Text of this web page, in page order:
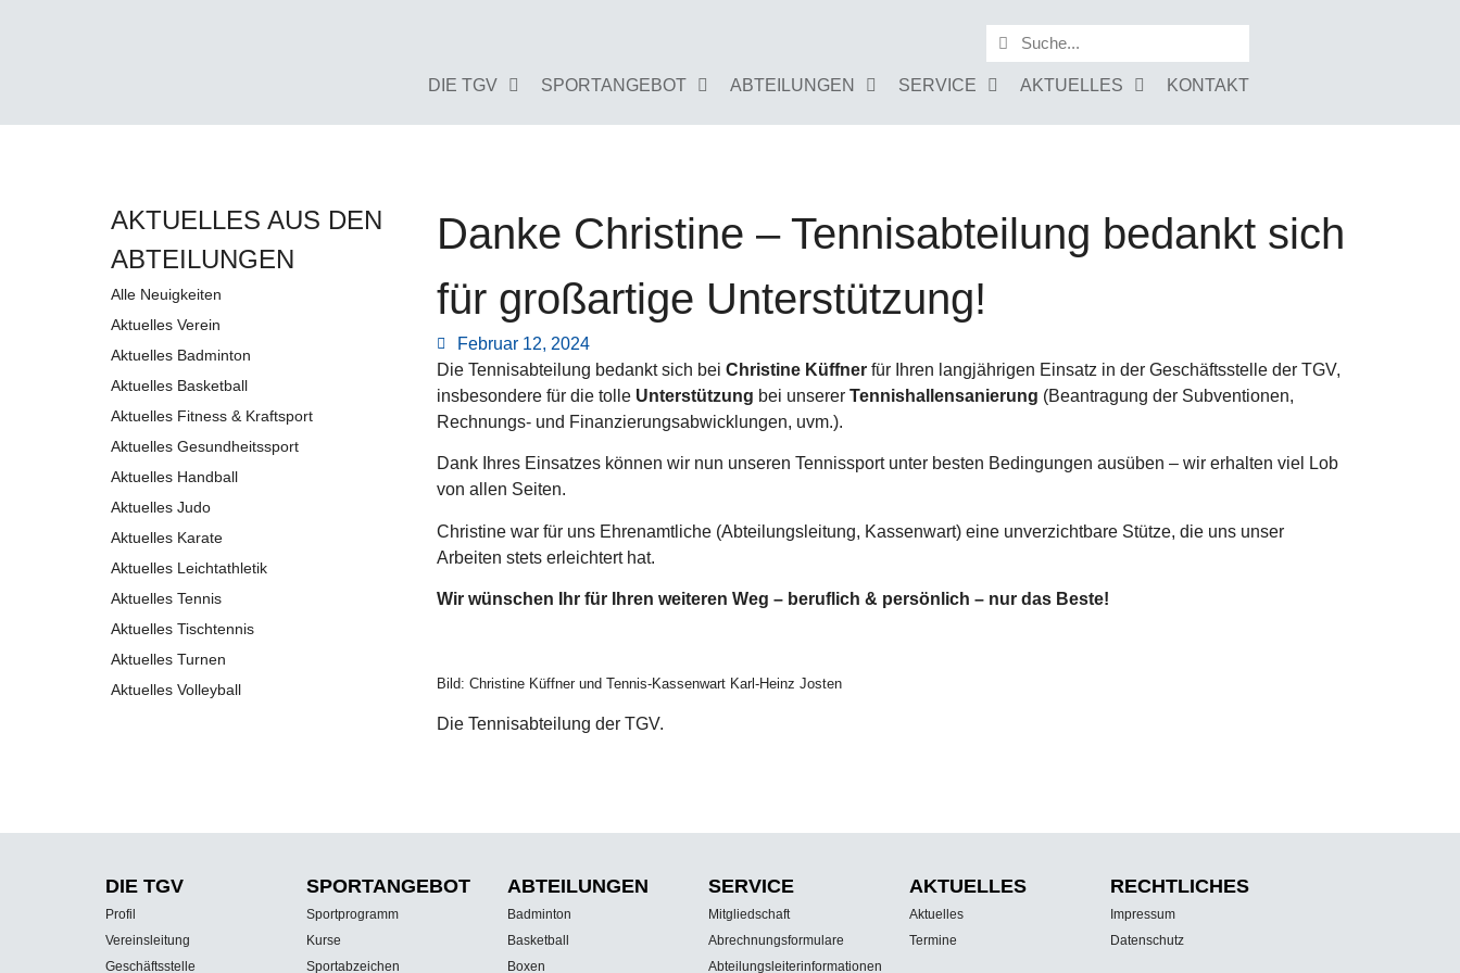
DIE TGV SPORTANGEBOT ABTEILUNGEN SERVICE AKTUELLES KONTAKT
AKTUELLES AUS DEN
AB­TEI­LUNG­EN
Alle Neuigkeiten
Aktuelles Verein
Aktuelles Badminton
Aktuelles Basketball
Aktuelles Fitness & Kraftsport
Aktuelles Gesundheitssport
Aktuelles Handball
Aktuelles Judo
Aktuelles Karate
Aktuelles Leichtathletik
Aktuelles Tennis
Aktuelles Tischtennis
Aktuelles Turnen
Aktuelles Volleyball
Danke Christine – Tennisabteilung bedankt sich
für großartige Unterstützung!
Februar 12, 2024
Die Tennisabteilung bedankt sich bei Christine Küffner für Ihren langjährigen Einsatz in der Geschäftsstelle der TGV,
insbesondere für die tolle Unterstützung bei unserer Tennishallensanierung (Beantragung der Subventionen,
Rechnungs- und Finanzierungsabwicklungen, uvm.).
Dank Ihres Einsatzes können wir nun unseren Tennissport unter besten Bedingungen ausüben – wir erhalten viel Lob
von allen Seiten.
Christine war für uns Ehrenamtliche (Abteilungsleitung, Kassenwart) eine unverzichtbare Stütze, die uns unser
Arbeiten stets erleichtert hat.
Wir wünschen Ihr für Ihren weiteren Weg – beruflich & persönlich – nur das Beste!
Bild: Christine Küffner und Tennis-Kassenwart Karl-Heinz Josten
Die Tennisabteilung der TGV.
DIE TGV
Profil
Vereinsleitung
Geschäftsstelle
SPORT­ANGEBOT
Sportprogramm
Kurse
Sportabzeichen
ABTEILUNGEN
Badminton
Basketball
Boxen
SERVICE
Mitgliedschaft
Abrechnungsformulare
Abteilungsleiterinformationen
AKTUELLES
Aktuelles
Termine
RECHTLICHES
Impressum
Datenschutz